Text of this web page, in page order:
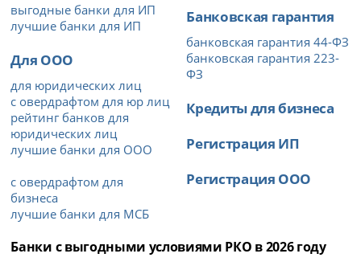
выгодные банки для ИП
лучшие банки для ИП
Для ООО
для юридических лиц
с овердрафтом для юр лиц
рейтинг банков для
юридических лиц
лучшие банки для ООО
с овердрафтом для
бизнеса
лучшие банки для МСБ
Банковская гарантия
банковская гарантия 44-ФЗ
банковская гарантия 223-
ФЗ
Кредиты для бизнеса
Регистрация ИП
Регистрация ООО
Банки с выгодными условиями РКО в 2026 году